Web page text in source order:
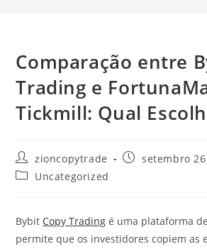
Comparação entre
Trading e
Tickmill: Qual
Autor
do
post:
zioncopytrade
Postsetembro
Categoria
Uncategorized
Bybit Copy Trading é uma plataforma
permite que os investidores copiem as